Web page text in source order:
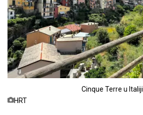
Cinque Terre u Italiji
HRT